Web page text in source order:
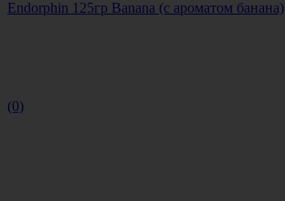
Endorphin 125гр Banana (с ароматом банана)
(0)